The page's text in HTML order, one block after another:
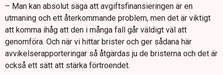
– Man kan absolut säga att avgiftsfinansieringen är en
utmaning och ett återkommande problem, men det är viktigt
att komma ihåg att den i många fall går väldigt väl att
genomföra. Och när vi hittar brister och ger sådana här
avvikelserapporteringar så åtgärdas ju de bristerna och det är
också ett sätt att stärka förtroendet.